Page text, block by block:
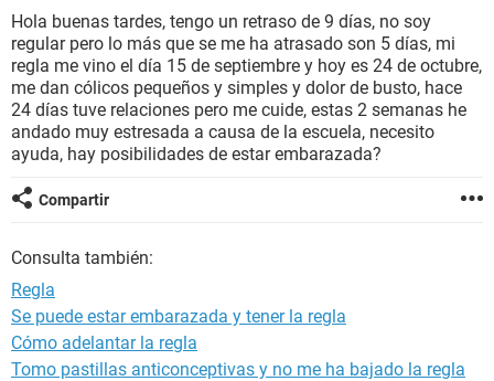
BIENESTAR
SEXUALIDAD
GLOSARIO
Hola buenas tardes, tengo un retraso de 9 días, no soy
regular pero lo más que se me ha atrasado son 5 días, mi
regla me vino el día 15 de septiembre y hoy es 24 de octubre,
me dan cólicos pequeños y simples y dolor de busto, hace
24 días tuve relaciones pero me cuide, estas 2 semanas he
andado muy estresada a causa de la escuela, necesito
ayuda, hay posibilidades de estar embarazada?
Compartir
Consulta también:
Regla
Se puede estar embarazada y tener la regla
Cómo adelantar la regla
Tomo pastillas anticonceptivas y no me ha bajado la regla